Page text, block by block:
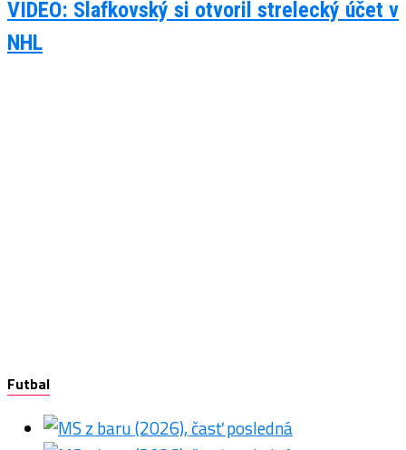
VIDEO: Slafkovský si otvoril strelecký účet v
NHL
Futbal